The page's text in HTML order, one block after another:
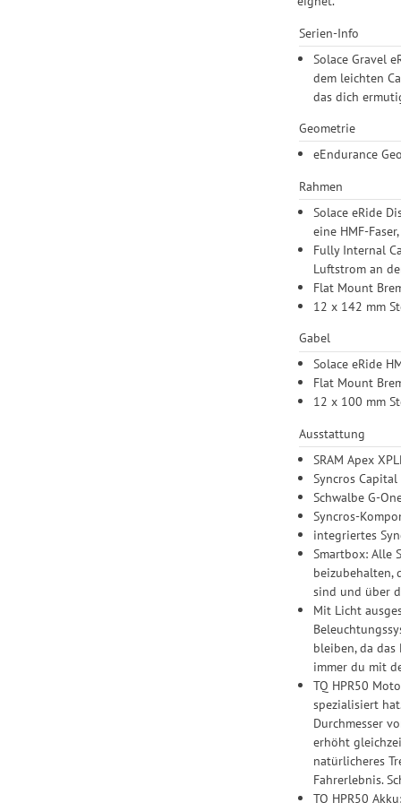
Serien-Info
Solace Gravel
dem leichten
das dich
Geometrie
eEndurance
Rahmen
Solace eRide
eine HMF-
Fully Internal
Luftstrom an
Flat Mount
12 x 142 mm
Gabel
Solace eRide
Flat Mount
12 x 100 mm
Ausstattung
SRAM Apex
Syncros
Schwalbe G-
Syncros-
integriertes
Smartbox: Alle
beizubehalten,
sind und über
Mit Licht
bleiben, da
immer du mit
TQ HPR50
spezialisiert
Durchmesser
erhöht
natürlicheres
Fahrerlebnis.
TQ HPR50